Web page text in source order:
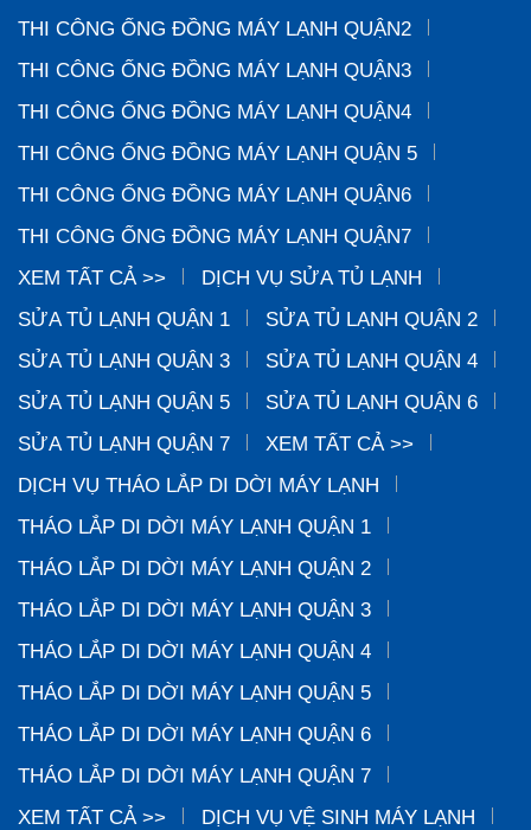
THI CÔNG ỐNG ĐỒNG MÁY LẠNH QUẬN2
THI CÔNG ỐNG ĐỒNG MÁY LẠNH QUẬN3
THI CÔNG ỐNG ĐỒNG MÁY LẠNH QUẬN4
THI CÔNG ỐNG ĐỒNG MÁY LẠNH QUẬN 5
THI CÔNG ỐNG ĐỒNG MÁY LẠNH QUẬN6
THI CÔNG ỐNG ĐỒNG MÁY LẠNH QUẬN7
XEM TẤT CẢ >>
DỊCH VỤ SỬA TỦ LẠNH
SỬA TỦ LẠNH QUẬN 1
SỬA TỦ LẠNH QUẬN 2
SỬA TỦ LẠNH QUẬN 3
SỬA TỦ LẠNH QUẬN 4
SỬA TỦ LẠNH QUẬN 5
SỬA TỦ LẠNH QUẬN 6
SỬA TỦ LẠNH QUẬN 7
XEM TẤT CẢ >>
DỊCH VỤ THÁO LẮP DI DỜI MÁY LẠNH
THÁO LẮP DI DỜI MÁY LẠNH QUẬN 1
THÁO LẮP DI DỜI MÁY LẠNH QUẬN 2
THÁO LẮP DI DỜI MÁY LẠNH QUẬN 3
THÁO LẮP DI DỜI MÁY LẠNH QUẬN 4
THÁO LẮP DI DỜI MÁY LẠNH QUẬN 5
THÁO LẮP DI DỜI MÁY LẠNH QUẬN 6
THÁO LẮP DI DỜI MÁY LẠNH QUẬN 7
XEM TẤT CẢ >>
DỊCH VỤ VỆ SINH MÁY LẠNH